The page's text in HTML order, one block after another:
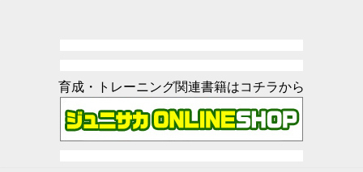
育成・トレーニング関連書籍はコチラから